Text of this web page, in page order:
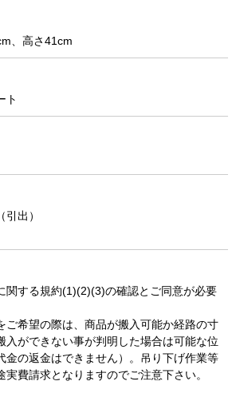
、高さ41cm
ト
出）
関する規約(1)(2)(3)の確認とご同意が必要
希望の際は、商品が搬入可能か経路の寸
入ができない事が判明した場合は可能な位
金の返金はできません）。吊り下げ作業等
費請求となりますのでご注意下さい。